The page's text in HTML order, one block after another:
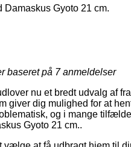
Gyoto 21 cm.
baseret på 7anmeldelser
nu et bredt udvalg af
giver dig mulighed for at
og i mange
Gyoto 21 cm..